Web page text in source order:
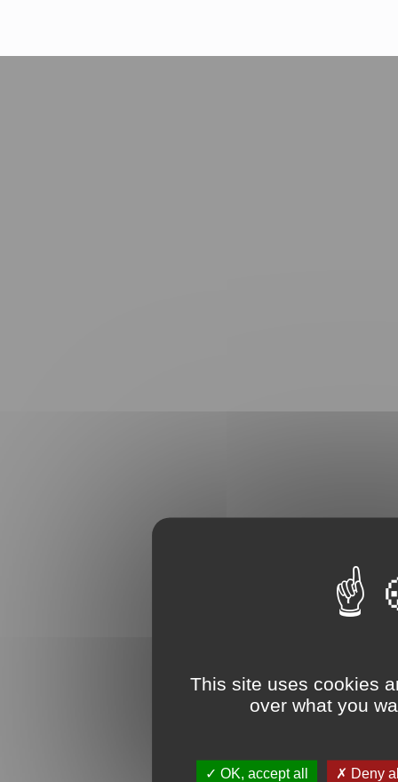
This site uses cookies
over what you
OK, accept all Deny